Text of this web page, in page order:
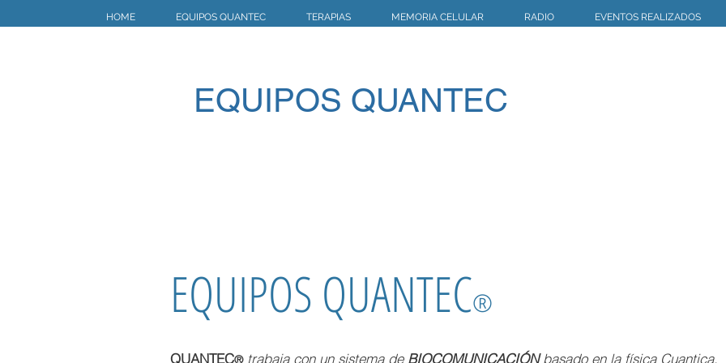
HOME EQUIPOS QUANTEC TERAPIAS MEMORIA CELULAR RADIO EVENTOS REALIZADOS
EQUIPOS QUANTEC
EQUIPOS QUANTEC®
QUANTEC®trabaja con un sistema de BIOCOMUNICACIÓNbasado en la física Cuantica.